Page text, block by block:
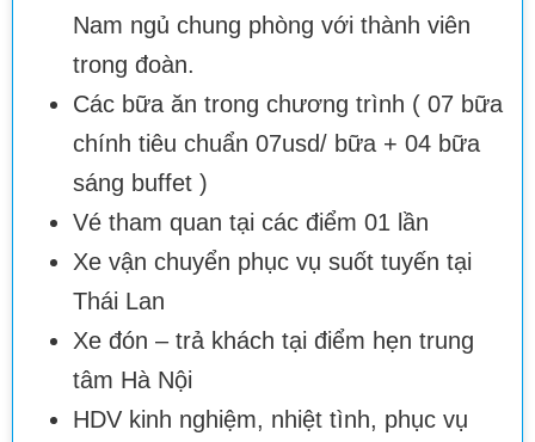
Nam ngủ chung phòng với thành viên
trong đoàn.
Các bữa ăn trong chương trình ( 07 bữa
chính tiêu chuẩn 07usd/ bữa + 04 bữa
sáng buffet )
Vé tham quan tại các điểm 01 lần
Xe vận chuyển phục vụ suốt tuyến tại
Thái Lan
Xe đón – trả khách tại điểm hẹn trung
tâm Hà Nội
HDV kinh nghiệm, nhiệt tình, phục vụ